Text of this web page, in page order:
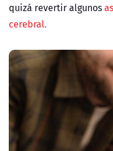
quizá revertir algunos
cerebral.